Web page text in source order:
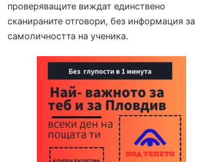
проверяващите виждат единствено
сканираните отговори, без информация за
самоличността на ученика.